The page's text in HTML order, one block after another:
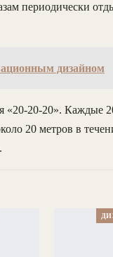
периодически
дизайном
«20-20-20». Каждые
20 метров в